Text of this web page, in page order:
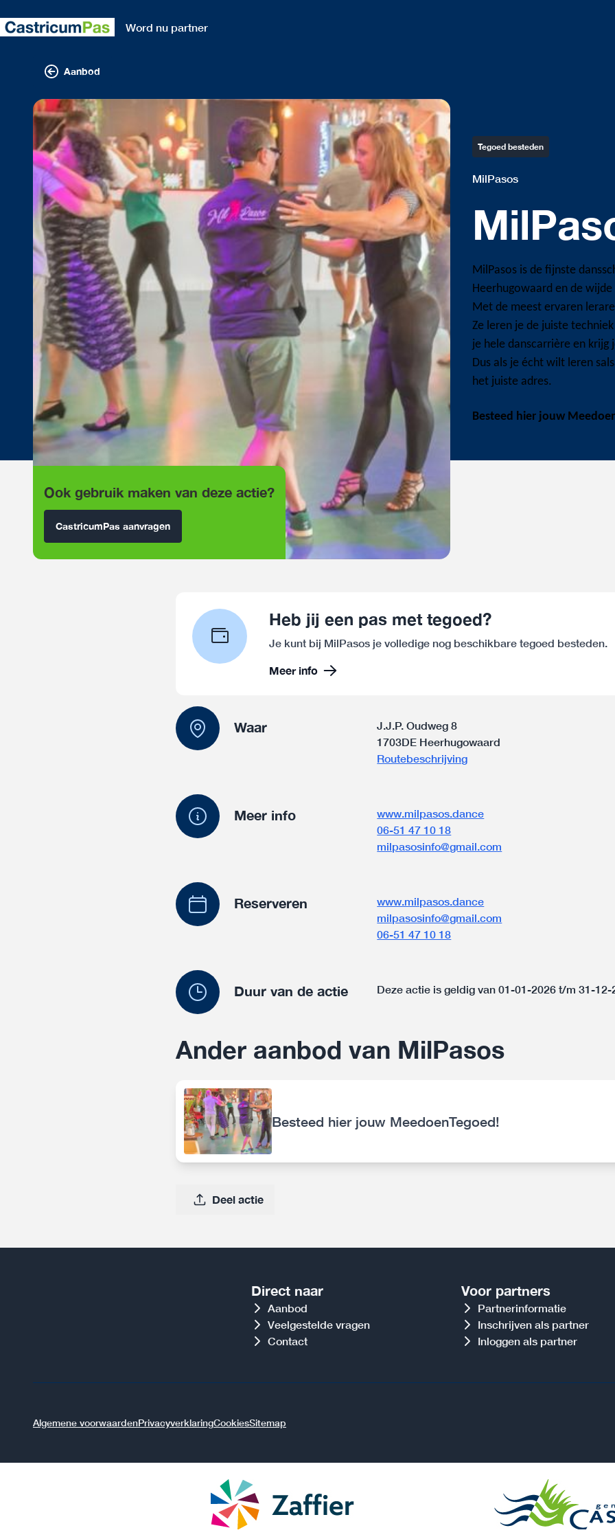
Word nu partner
Aanbod
Tegoed besteden
MilPasos
MilPasos is de fijnste
Heerhugowaard en de wijde
Met de meest ervaren
Ze leren je de juiste
je hele danscarrière en krijg
Dus als je écht wilt leren
het juiste adres.
Besteed hier jouw
Ook gebruik maken van deze actie?
CastricumPas aanvragen
Heb jij een pas met tegoed?
Je kunt bij MilPasos je volledige nog beschikbare tegoed besteden.
Meer info
Waar
J.J.P. Oudweg 8
1703DE Heerhugowaard
Routebeschrijving
Meer info
www.milpasos.dance
06-51 47 10 18
milpasosinfo@gmail.com
Reserveren
www.milpasos.dance
milpasosinfo@gmail.com
06-51 47 10 18
Duur van de actie Deze actie is geldig van 01-01-2026 t/m 31-12-
Ander aanbod van MilPasos
Besteed hier jouw MeedoenTegoed!
Deel actie
Direct naar
Aanbod
Veelgestelde vragen
Contact
Voor partners
Partnerinformatie
Inschrijven als partner
Inloggen als partner
Algemene voorwaardenPrivacyverklaringCookiesSitemap